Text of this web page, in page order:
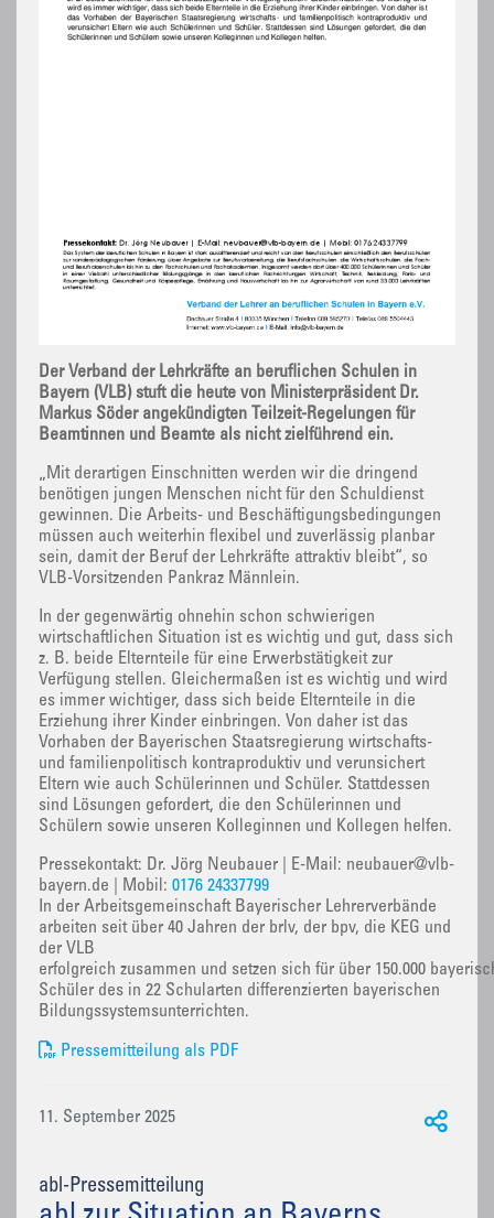
Der Verband der Lehrkräfte an beruflichen Schulen in
Bayern (VLB) stuft die heute von Ministerpräsident Dr.
Markus Söder angekündigten Teilzeit-Regelungen für
Beamtinnen und Beamte als nicht zielführend ein.
„Mit derartigen Einschnitten werden wir die dringend
benötigen jungen Menschen nicht für den Schuldienst
gewinnen. Die Arbeits- und Beschäftigungsbedingungen
müssen auch weiterhin flexibel und zuverlässig planbar
sein, damit der Beruf der Lehrkräfte attraktiv bleibt“, so
VLB-Vorsitzenden Pankraz Männlein.
In der gegenwärtig ohnehin schon schwierigen
wirtschaftlichen Situation ist es wichtig und gut, dass sich
z. B. beide Elternteile für eine Erwerbstätigkeit zur
Verfügung stellen. Gleichermaßen ist es wichtig und wird
es immer wichtiger, dass sich beide Elternteile in die
Erziehung ihrer Kinder einbringen. Von daher ist das
Vorhaben der Bayerischen Staatsregierung wirtschafts-
und familienpolitisch kontraproduktiv und verunsichert
Eltern wie auch Schülerinnen und Schüler. Stattdessen
sind Lösungen gefordert, die den Schülerinnen und
Schülern sowie unseren Kolleginnen und Kollegen helfen.
Pressekontakt: Dr. Jörg Neubauer | E-Mail: neubauer@vlb-
bayern.de | Mobil: 0176 24337799
In der Arbeitsgemeinschaft Bayerischer Lehrerverbände
arbeiten seit über 40 Jahren der brlv, der bpv, die KEG und
der VLB
erfolgreich zusammen und setzen sich für über 150.000
Schüler des in 22 Schularten differenzierten bayerischen
Bildungssystemsunterrichten.
Pressemitteilung als PDF
11. September 2025
abl-Pressemitteilung